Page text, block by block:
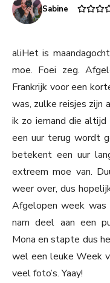
Sabine
aliHet is
moe. Foei zeg.
Frankrijk voor een
was, zulke reisjes zijn
ik zo iemand die
een uur terug wordt
betekent een uur
extreem moe van.
weer over, dus
Afgelopen week was
nam deel aan een
Mona en stapte dus
wel een leuke Week
veel foto’s. Yaay!